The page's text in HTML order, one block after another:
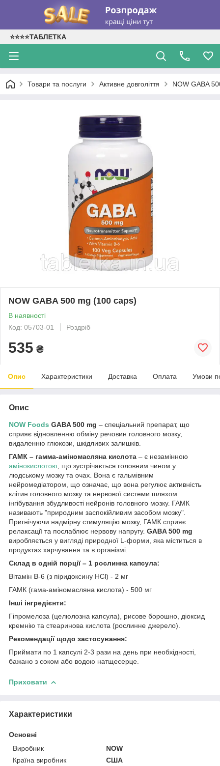
⭐⭐⭐⭐ТАБЛЕТКА
Товари та послуги Активне довголіття NOW GABA
NOW GABA 500 mg (100 caps)
В наявності
Код: 05703-01
Роздріб
535 ₴
Опис Характеристики Доставка Оплата Умови
Опис
NOW Foods GABA 500 mg – спеціальний препарат, що
сприяє відновленню обміну речовин головного мозку,
видаленню глюкози, шкідливих залишків.
ГАМК – гамма-аміномасляна кислота – є незамінною
амінокислотою , що зустрічається головним чином у
людському мозку та очах. Вона є гальмівним
нейромедіатором, що означає, що вона регулює активність
клітин головного мозку та нервової системи шляхом
інгібування збудливості нейронів головного мозку. ГАМК
називають "природним заспокійливим засобом мозку".
Пригнічуючи надмірну стимуляцію мозку, ГАМК сприяє
релаксації та послаблює нервову напругу. GABA 500 mg
виробляється у вигляді природної L-форми, яка міститься в
продуктах харчування та в організмі.
Склад в одній порції – 1 рослинна капсула:
Вітамін В-6 (з піридоксину HCl) - 2 мг
ГАМК (гама-аміномасляна кислота) - 500 мг
Інші інгредієнти:
Гіпромелоза (целюлозна капсула), рисове борошно, діоксид
кремнію та стеаринова кислота (рослинне джерело).
Рекомендації щодо застосування:
Приймати по 1 капсулі 2-3 рази на день при необхідності,
бажано з соком або водою натщесерце.
Приховати
Характеристики
Основні
Виробник
NOW
Країна виробник
США